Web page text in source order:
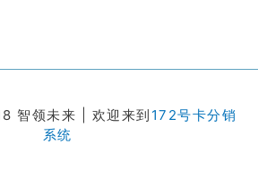
智领未来 | 欢迎来到 172号卡分销
系统